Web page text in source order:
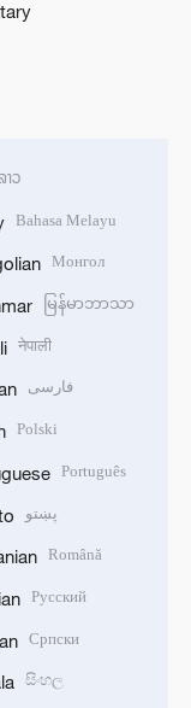
າວ
Bahasa Melayu
Монгол
မြန်မာဘာသာ
नेपाली
فارسی
Polski
Português
پښتو
Română
Русский
Српски
සිංහල